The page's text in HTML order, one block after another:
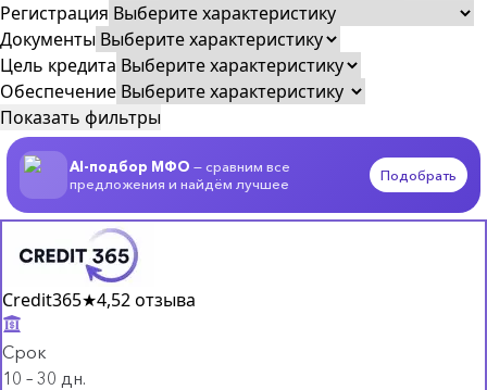
Регистрация
Документы
Цель кредита
Обеспечение
Показать фильтры
AI-подбор МФО — сравним все
предложения и найдём лучшее
Подобрать
Credit365★4,52 отзыва
Срок
10 – 30 дн.